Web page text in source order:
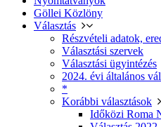
Göllei Közlöny
Választás
Részvételi adatok,
Választási szervek
Választási ügyintézés
2024. évi általános
*
Korábbi választások
Időközi Roma